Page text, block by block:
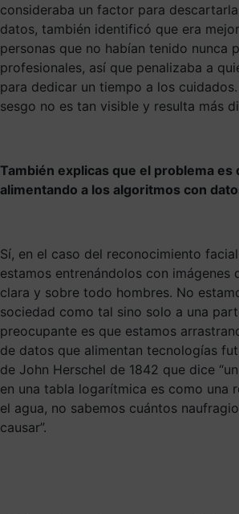
consideraba un factor para
datos, también identificó que era
personas que no habían tenido nunca
profesionales, así que penalizaba a
para dedicar un tiempo a los
sesgo no es tan visible y resulta más
También explicas que el problema es
alimentando a los algoritmos con
Sí, en el caso del reconocimiento
estamos entrenándolos con imágenes
clara y sobre todo hombres. No
sociedad como tal sino solo a una
preocupante es que estamos
de datos que alimentan tecnologías
de John Herschel de 1842 que dice
en una tabla logarítmica es como una
el agua, no sabemos cuántos
causar”.